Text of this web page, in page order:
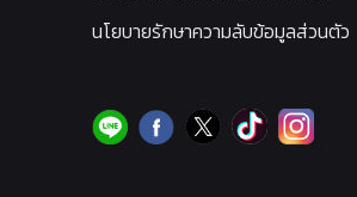
นโยบายรักษาความลับข้อมูลส่วนตัว